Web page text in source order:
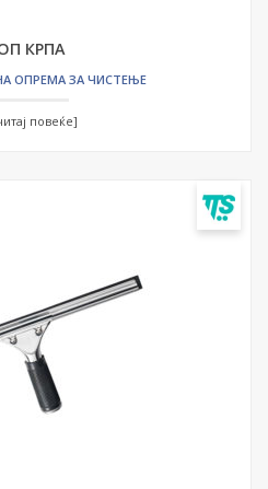
КРПА
ОПРЕМА ЗА ЧИСТЕЊЕ
повеќе]